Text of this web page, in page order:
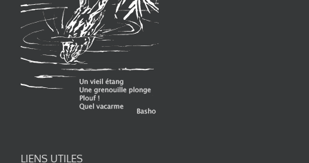
LIENS UTILES